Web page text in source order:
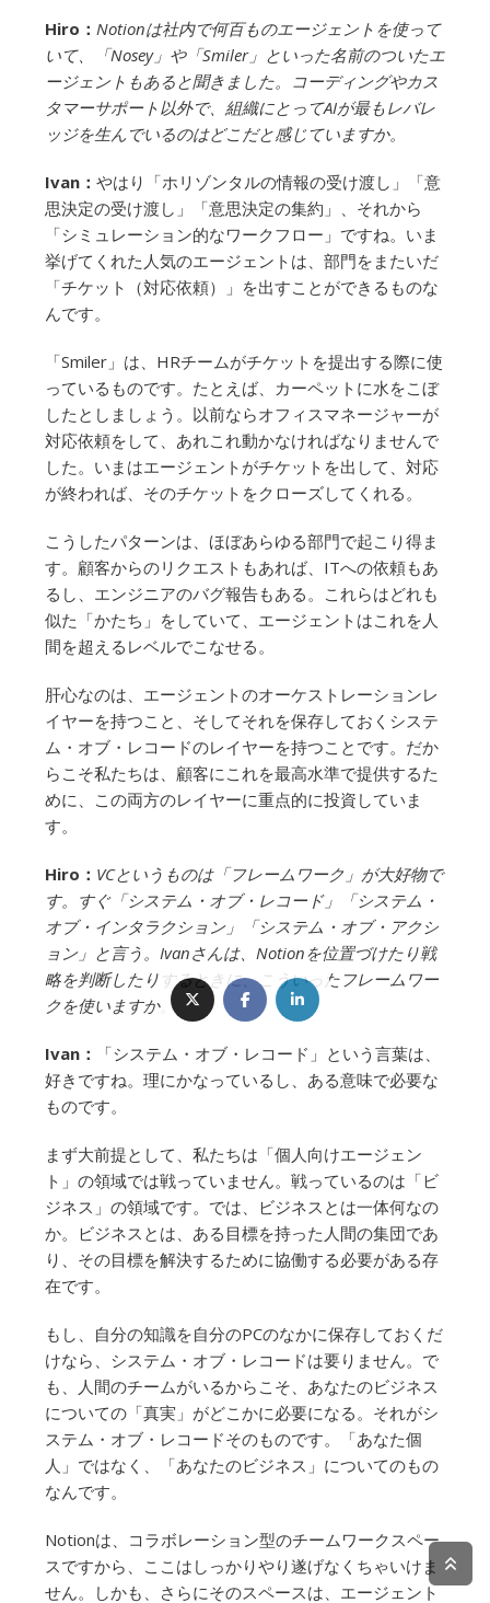
Hiro： Notionは社内で何百ものエージェントを使って
いて、「Nosey」や「Smiler」といった名前のついたエ
ージェントもあると聞きました。コーディングやカス
タマーサポート以外で、組織にとってAIが最もレバレ
ッジを生んでいるのはどこだと感じていますか。
Ivan： やはり「ホリゾンタルの情報の受け渡し」「意
思決定の受け渡し」「意思決定の集約」、それから
「シミュレーション的なワークフロー」ですね。いま
挙げてくれた人気のエージェントは、部門をまたいだ
「チケット（対応依頼）」を出すことができるものな
んです。
「Smiler」は、HRチームがチケットを提出する際に使
っているものです。たとえば、カーペットに水をこぼ
したとしましょう。以前ならオフィスマネージャーが
対応依頼をして、あれこれ動かなければなりませんで
した。いまはエージェントがチケットを出して、対応
が終われば、そのチケットをクローズしてくれる。
こうしたパターンは、ほぼあらゆる部門で起こり得ま
す。顧客からのリクエストもあれば、ITへの依頼もあ
るし、エンジニアのバグ報告もある。これらはどれも
似た「かたち」をしていて、エージェントはこれを人
間を超えるレベルでこなせる。
肝心なのは、エージェントのオーケストレーションレ
イヤーを持つこと、そしてそれを保存しておくシステ
ム・オブ・レコードのレイヤーを持つことです。だか
らこそ私たちは、顧客にこれを最高水準で提供するた
めに、この両方のレイヤーに重点的に投資していま
す。
Hiro： VCというものは「フレームワーク」が大好物で
す。すぐ「システム・オブ・レコード」「システム・
オブ・インタラクション」「システム・オブ・アクシ
ョン」と言う。Ivanさんは、Notionを位置づけたり戦
略を判断したりするときに、こういったフレームワー
クを使いますか。
Ivan：
「システム・オブ・レコード」という言葉は、
好きですね。理にかなっているし、ある意味で必要な
ものです。
まず大前提として、私たちは「個人向けエージェン
ト」の領域では戦っていません。戦っているのは「ビ
ジネス」の領域です。では、ビジネスとは一体何なの
か。ビジネスとは、ある目標を持った人間の集団であ
り、その目標を解決するために協働する必要がある存
在です。
もし、自分の知識を自分のPCのなかに保存しておくだ
けなら、システム・オブ・レコードは要りません。で
も、人間のチームがいるからこそ、あなたのビジネス
についての「真実」がどこかに必要になる。それがシ
ステム・オブ・レコードそのものです。「あなた個
人」ではなく、「あなたのビジネス」についてのもの
なんです。
Notionは、コラボレーション型のチームワークスペー
スですから、ここはしっかりやり遂げなくちゃいけま
せん。しかも、さらにそのスペースは、エージェント